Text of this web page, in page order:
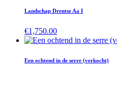
Landschap Drentse Aa I
€1,750.00
Een ochtend in de serre (verkocht)